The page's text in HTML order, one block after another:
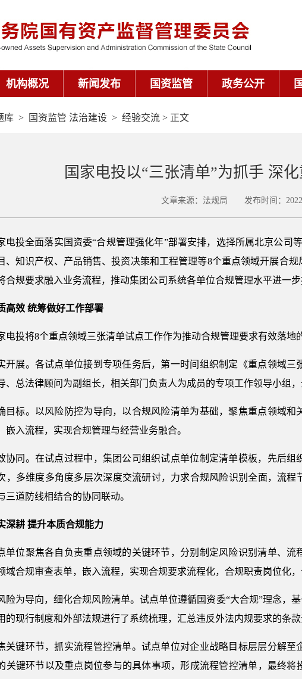
库 > 国资监管 法治建设 > 经验交流 > 正文
国家电投以“三张清单”为抓手 深
文章来源：法规局 发布时间：
电投全面落实国资委“合规管理强化年”部署安排，选择所属北京公司
、知识产权、产品销售、投资决策和工程管理等8个重点领域开展合
合规要求融入业务流程，推动集团公司系统各单位合规管理水平进一步
高效 统筹做好工作部署
电投将8个重点领域三张清单试点工作作为推动合规管理要求有效落地
开展。各试点单位接到专项任务后，第一时间组织制定《重点领域三
、总法律顾问为副组长，相关部门负责人为成员的专项工作领导小组
目标。以风险防控为导向，以合规风险清单为基础，聚焦重点领域
嵌入流程，实现合规管理与经营业务融合。
协同。在试点过程中，集团公司组织试点单位制定清单模板，先后
，多维度多角度多层次深度交流研讨，力求合规风险识别全面，流
三道防线相结合的协同联动。
深耕 提升本质合规能力
单位聚焦各自负责重点领域的关键环节，分别制定风险识别清单、
域合规审查表单，嵌入流程，实现合规要求流程化，合规职责岗位化
险为导向，细化合规风险清单。试点单位遵循国资委“大合规”理念，
的现行制度和外部法规进行了系统梳理，汇总违反外法内规要求的条
关键环节，抓实流程管控清单。试点单位对企业战略目标层层分解
关键环节以及重点岗位参与的具体事项，形成流程管控清单，最终